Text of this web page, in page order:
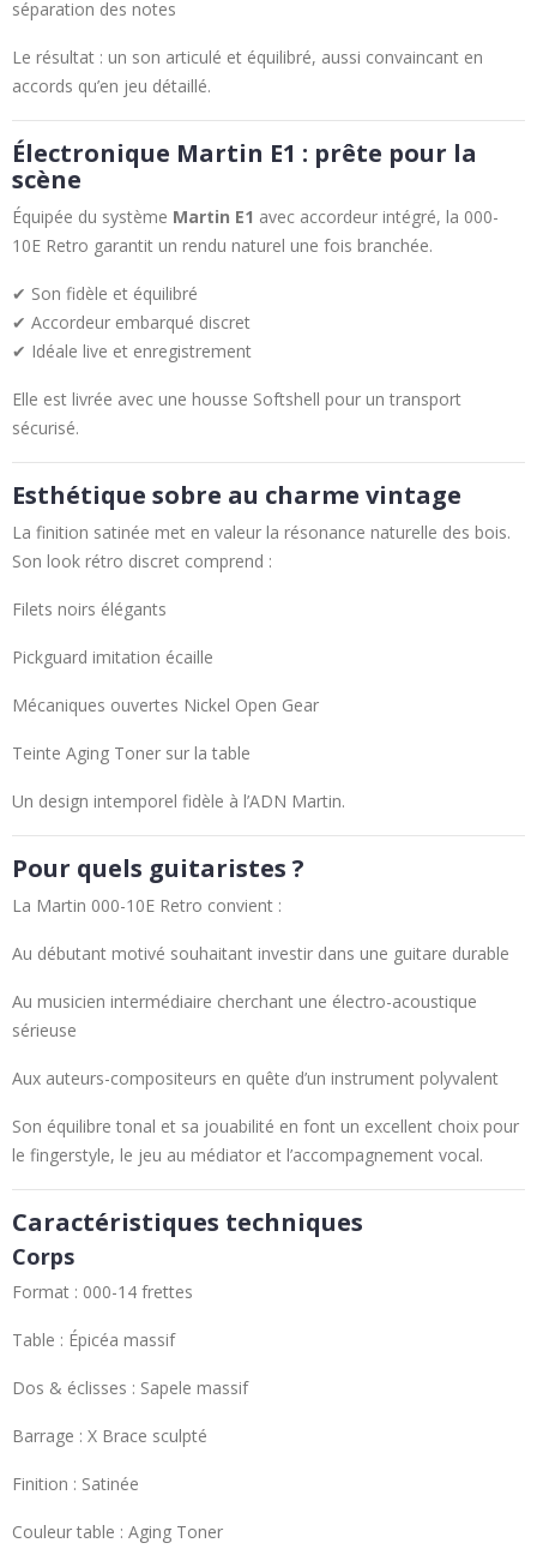
séparation des notes
Le résultat : un son articulé et équilibré, aussi convaincant en
accords qu’en jeu détaillé.
Électronique Martin E1 : prête pour la
scène
Équipée du système Martin E1 avec accordeur intégré, la 000-
10E Retro garantit un rendu naturel une fois branchée.
✔ Son fidèle et équilibré
✔ Accordeur embarqué discret
✔ Idéale live et enregistrement
Elle est livrée avec une housse Softshell pour un transport
sécurisé.
Esthétique sobre au charme vintage
La finition satinée met en valeur la résonance naturelle des bois.
Son look rétro discret comprend :
Filets noirs élégants
Pickguard imitation écaille
Mécaniques ouvertes Nickel Open Gear
Teinte Aging Toner sur la table
Un design intemporel fidèle à l’ADN Martin.
Pour quels guitaristes ?
La Martin 000-10E Retro convient :
Au débutant motivé souhaitant investir dans une guitare durable
Au musicien intermédiaire cherchant une électro-acoustique
sérieuse
Aux auteurs-compositeurs en quête d’un instrument polyvalent
Son équilibre tonal et sa jouabilité en font un excellent choix pour
le fingerstyle, le jeu au médiator et l’accompagnement vocal.
Caractéristiques techniques
Corps
Format : 000-14 frettes
Table : Épicéa massif
Dos & éclisses : Sapele massif
Barrage : X Brace sculpté
Finition : Satinée
Couleur table : Aging Toner